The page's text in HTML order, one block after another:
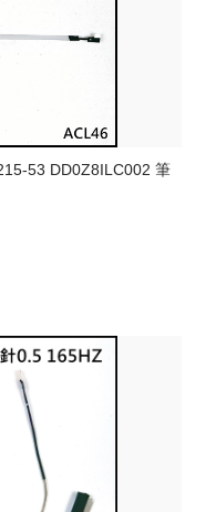
53 DD0Z8ILC002 筆